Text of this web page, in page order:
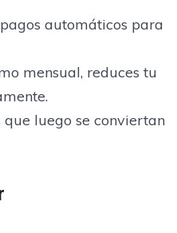
automáticos para
mensual, reduces tu
luego se conviertan